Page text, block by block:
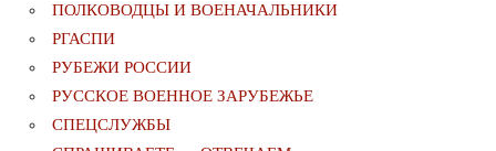
ПОЛКОВОДЦЫ И ВОЕНАЧАЛЬНИКИ
РГАСПИ
РУБЕЖИ РОССИИ
РУССКОЕ ВОЕННОЕ ЗАРУБЕЖЬЕ
СПЕЦСЛУЖБЫ